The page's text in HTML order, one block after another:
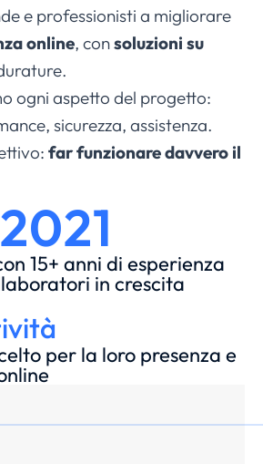
e professionisti a migliorare
online, consoluzioni su
ogni aspetto del progetto:
sicurezza, assistenza.
far funzionare davvero il
2021
15+ anni di esperienza
in crescita
per la loro presenza e